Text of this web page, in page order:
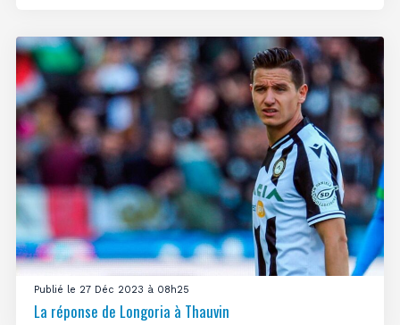
Publié le 27 Déc 2023 à 08h25
La réponse de Longoria à Thauvin